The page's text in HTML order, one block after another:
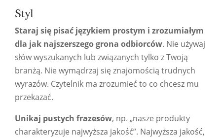
Styl
Staraj się pisać językiem prostym i zrozumiałym
dla jak najszerszego grona odbiorców. Nie używaj
słów wyszukanych lub związanych tylko z Twoją
branżą. Nie wymądrzaj się znajomością trudnych
wyrazów. Czytelnik ma zrozumieć to co chcesz mu
przekazać.
Unikaj pustych frazesów, np. „nasze produkty
charakteryzuje najwyższa jakość”. Najwyższa jakość,